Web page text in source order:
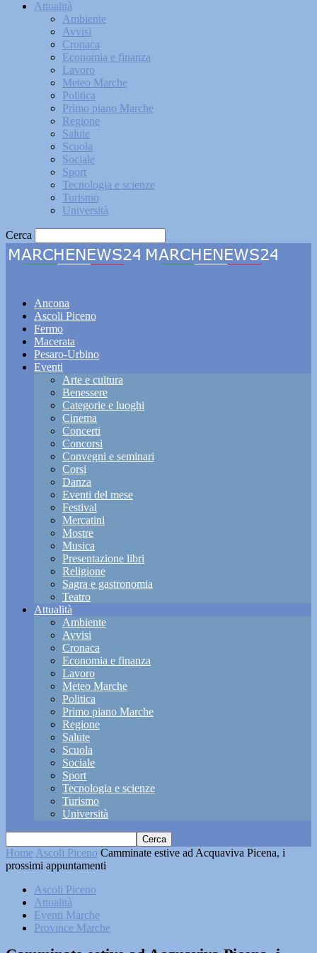
Attualità
Ambiente
Avvisi
Cronaca
Economia e finanza
Lavoro
Meteo Marche
Politica
Primo piano Marche
Regione
Salute
Scuola
Sociale
Sport
Tecnologia e scienze
Turismo
Università
Cerca
Ancona
Ascoli Piceno
Fermo
Macerata
Pesaro-Urbino
Eventi
Arte e cultura
Benessere
Categorie e luoghi
Cinema
Concerti
Concorsi
Convegni e seminari
Corsi
Danza
Eventi del mese
Festival
Mercatini
Mostre
Musica
Presentazione libri
Religione
Sagra e gastronomia
Teatro
Attualità
Ambiente
Avvisi
Cronaca
Economia e finanza
Lavoro
Meteo Marche
Politica
Primo piano Marche
Regione
Salute
Scuola
Sociale
Sport
Tecnologia e scienze
Turismo
Università
Home Ascoli Piceno Camminate estive ad Acquaviva Picena, i
prossimi appuntamenti
Ascoli Piceno
Attualità
Eventi Marche
Province Marche